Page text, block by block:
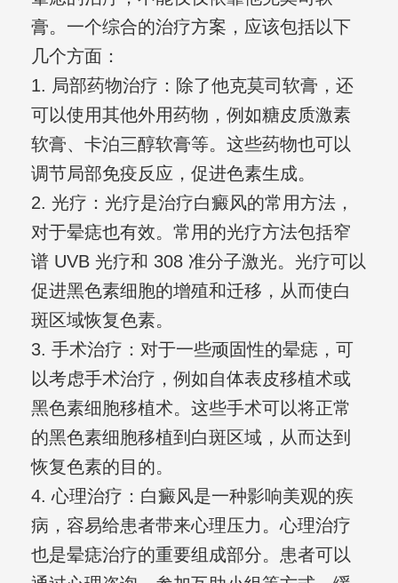
膏。一个综合的治疗方案，应该包括以下
几个方面：
1. 局部药物治疗：除了他克莫司软膏，还
可以使用其他外用药物，例如糖皮质激素
软膏、卡泊三醇软膏等。这些药物也可以
调节局部免疫反应，促进色素生成。
2. 光疗：光疗是治疗白癜风的常用方法，
对于晕痣也有效。常用的光疗方法包括窄
谱 UVB 光疗和 308 准分子激光。光疗可以
促进黑色素细胞的增殖和迁移，从而使白
斑区域恢复色素。
3. 手术治疗：对于一些顽固性的晕痣，可
以考虑手术治疗，例如自体表皮移植术或
黑色素细胞移植术。这些手术可以将正常
的黑色素细胞移植到白斑区域，从而达到
恢复色素的目的。
4. 心理治疗：白癜风是一种影响美观的疾
病，容易给患者带来心理压力。心理治疗
也是晕痣治疗的重要组成部分。患者可以